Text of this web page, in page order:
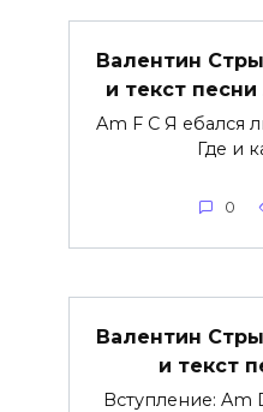
Валентин
и текст
Am F C Я ебался
Где и
0
Валентин
и текст
Вступление: Am